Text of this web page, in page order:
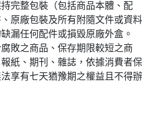
完整包裝（包括商品本體、配
原廠包裝及所有附隨文件或資料
漏任何配件或損毀原廠外盒。
敗之商品、保存期限較短之商
紙、期刊、雜誌，依據消費者保
享有七天猶豫期之權益且不得辦